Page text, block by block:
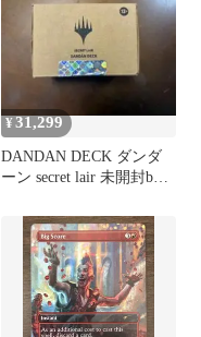
¥31,299
DANDAN DECK ダンダ
ーン secret lair 未開封box